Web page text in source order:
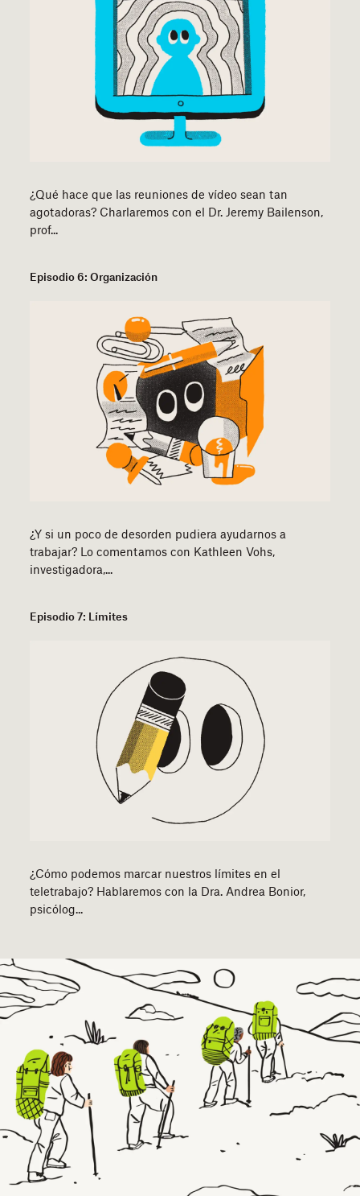
¿Qué hace que las reuniones de vídeo sean tan
agotadoras? Charlaremos con el Dr. Jeremy Bailenson,
prof...
Episodio 6: Organización
¿Y si un poco de desorden pudiera ayudarnos a
trabajar? Lo comentamos con Kathleen Vohs,
investigadora,...
Episodio 7: Límites
¿Cómo podemos marcar nuestros límites en el
teletrabajo? Hablaremos con la Dra. Andrea Bonior,
psicólog...